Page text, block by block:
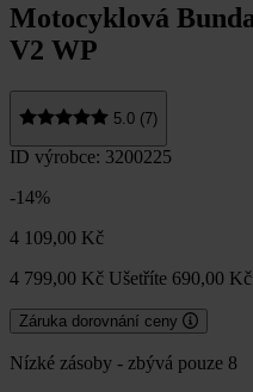
Motocyklová
V2 WP
5.0 (7)
ID výrobce: 3200225
-14%
4 109,00 Kč
4 799,00 Kč Ušetříte 690,00 Kč
Záruka dorovnání ceny
Nízké zásoby - zbývá pouze 8